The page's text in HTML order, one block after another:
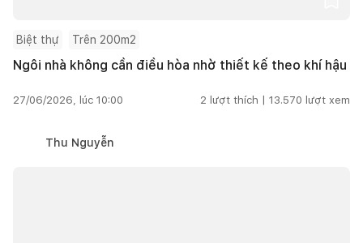
Biệt thự Trên 200m2
Ngôi nhà không cần điều hòa nhờ thiết kế theo khí hậu
27/06/2026, lúc 10:00 2 lượt thích | 13.570 lượt xem
Thu Nguyễn